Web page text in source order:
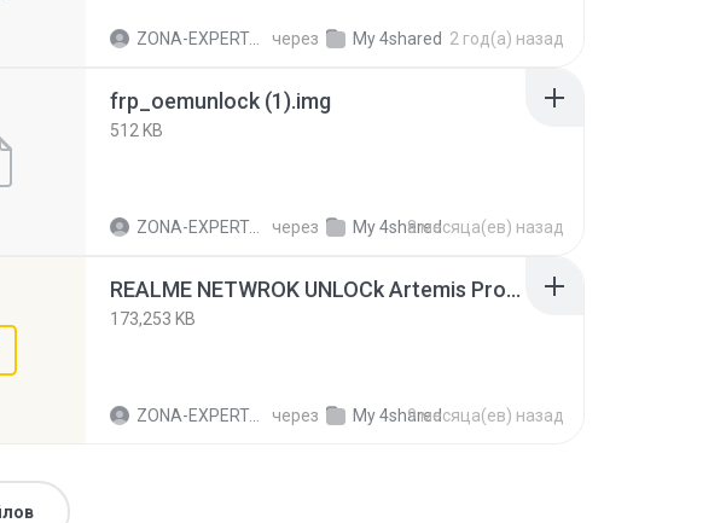
ZONA-EXPERTA2017 C. через My 4shared 2 год(а) назад
frp_oemunlock (1).img
512 KB
ZONA-EXPERTA2017 C. через My 4shared8 месяца(ев) назад
REALME NETWROK UNLOCk Artemis Protect1.zip
173,253 KB
ZONA-EXPERTA2017 C. через My 4shared9 месяца(ев) назад